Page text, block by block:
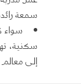
سمعة
سواء
سكنية،
إلى